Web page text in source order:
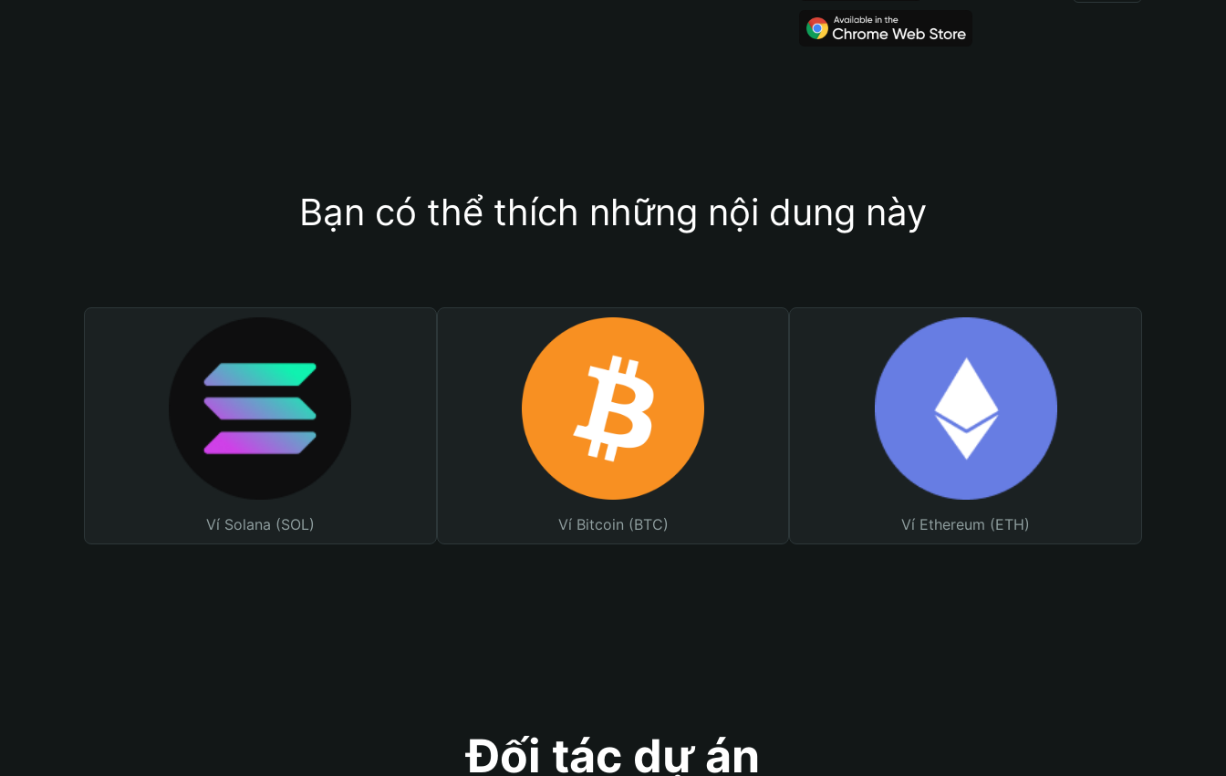
Bạn có thể thích những nội dung này
Ví Solana (SOL) Ví Bitcoin (BTC) Ví Ethereum (ETH)
Đối tác dự án